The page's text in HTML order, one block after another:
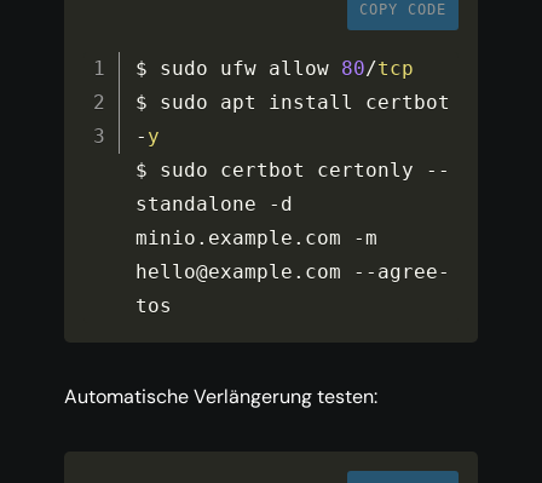
COPY CODE
$ sudo ufw allow 80/tcp
- y
$ sudo certbot certonly --
standalone - d
minio . example . com -m
hello@example . com -- agree-
tos
Automatische Verlängerung testen: